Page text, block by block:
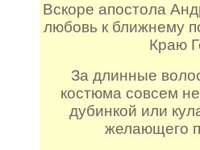
Вскоре апостола
любовь к ближнему
Краю
За длинные
костюма совсем
дубинкой или
желающего